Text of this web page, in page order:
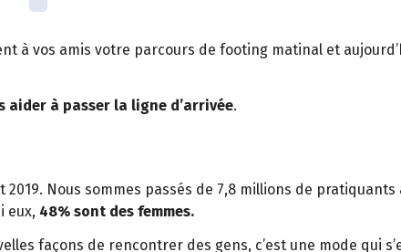
à vos amis votre parcours de footing matinal et
aider à passer la ligne d’arrivée.
Nous sommes passés de 7,8 millions de pratiquants
eux, 48% sont des femmes.
façons de rencontrer des gens, c’est une mode qui